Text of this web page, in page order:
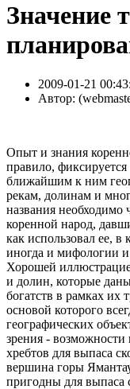
Значение
2009-01-21
Автор: (
Опыт и знания
правило,
ближайшим к ним
рекам, долинам и
названия необходимо
коренной народ,
как использовал ее, в
иногда и мифологии
Хорошей
и долин, которые
богатств в рамках их
основой которого
географических
зрения - возможности
хребтов для выпаса
вершина горы
пригодны для выпаса